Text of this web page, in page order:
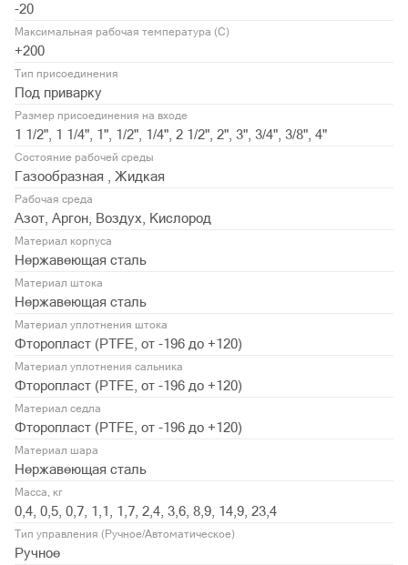
-20
Максимальная рабочая температура (С)
+200
Тип присоединения
Под приварку
Размер присоединения на входе
1 1/2", 1 1/4", 1", 1/2", 1/4", 2 1/2", 2", 3", 3/4", 3/8", 4"
Состояние рабочей среды
Газообразная , Жидкая
Рабочая среда
Азот, Аргон, Воздух, Кислород
Материал корпуса
Нержавеющая сталь
Материал штока
Нержавеющая сталь
Материал уплотнения штока
Фторопласт (PTFE, от -196 до +120)
Материал уплотнения сальника
Фторопласт (PTFE, от -196 до +120)
Материал седла
Фторопласт (PTFE, от -196 до +120)
Материал шара
Нержавеющая сталь
Масса, кг
0,4, 0,5, 0,7, 1,1, 1,7, 2,4, 3,6, 8,9, 14,9, 23,4
Тип управления (Ручное/Автоматическое)
Ручное